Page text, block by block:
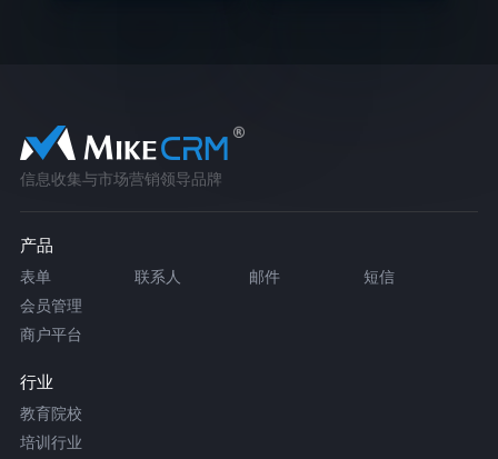
信息收集与市场营销领导品牌
产品
表单 联系人 邮件
短信
会员管理
商户平台
行业
教育院校
培训行业